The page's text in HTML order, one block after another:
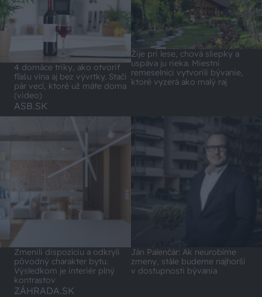
4 domáce triky, ako otvoriť
fľašu vína aj bez vývrtky. Stačí
pár vecí, ktoré už máte doma
(video)
Žije pri lese, chová sliepky a
uspáva ju rieka. Miestni
remeselníci vytvorili bývanie,
ktoré vyzerá ako malý raj
ASB.SK
Zmenili dispozíciu a odkryli
pôvodný charakter bytu.
Výsledkom je interiér plný
kontrastov
Ján Palenčár: Ak neurobíme
zmeny, stále budeme najhorší
v dostupnosti bývania
ZÁHRADA.SK